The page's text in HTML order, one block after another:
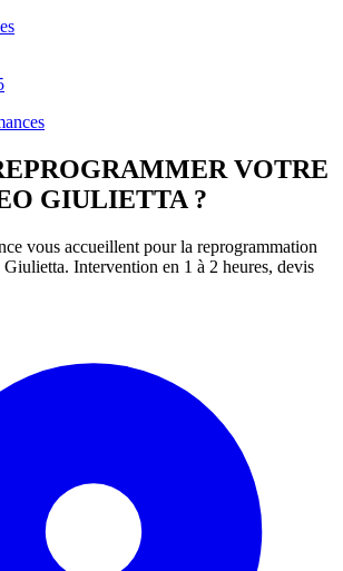
VOTRE
GIULIETTA ?
vous accueillent pour la reprogrammation
Giulietta. Intervention en 1 à 2 heures, devis